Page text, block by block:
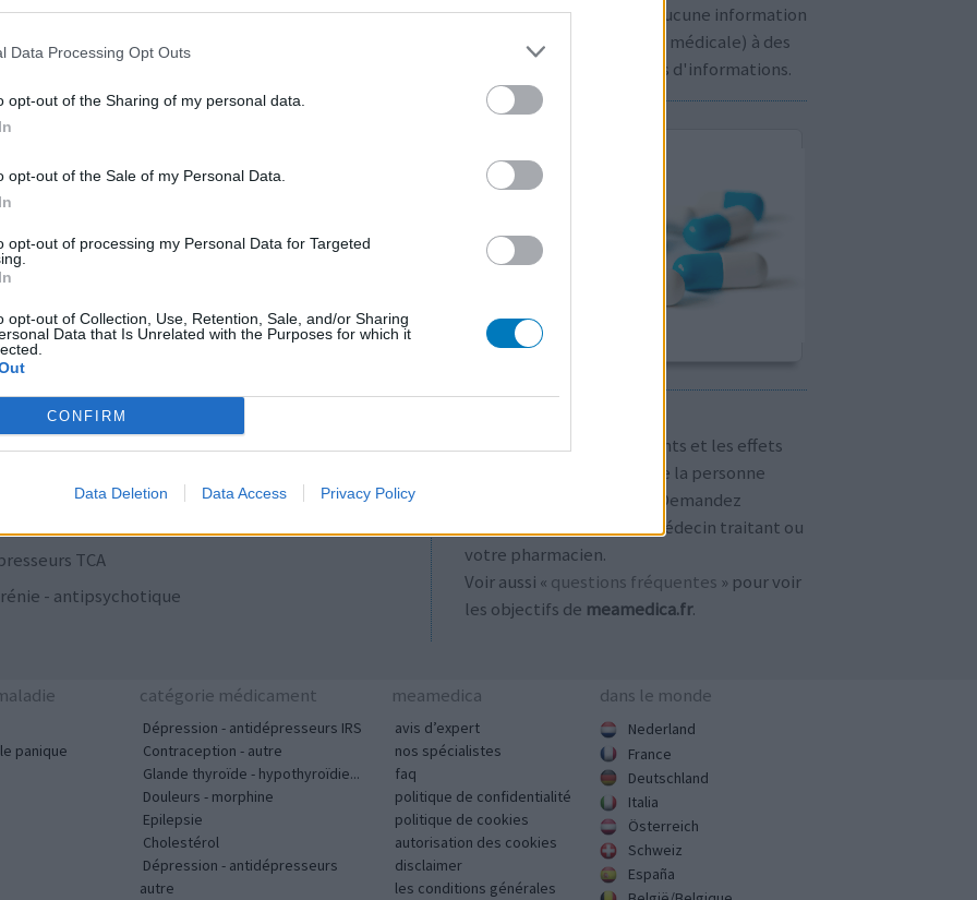
Data Processing Opt Outs
opt-out of the Sharing of my personal data.
opt-out of the Sale of my Personal Data.
opt-out of processing my Personal Data for Targeted
opt-out of Collection, Use, Retention, Sale, and/or Sharing
Data that Is Unrelated with the Purposes for which it
CONFIRM
Data Deletion Data Access Privacy Policy
IRS
IRS
oraux
bloquant
bloquant
- antipsychotique
oraux
TCA
- antipsychotique
Nous ne communiquons aucune information
personnelle (prescription médicale) à des
pour plus d'informations.
Les avis sur les médicaments et les effets
secondaires dépendent de la personne
utilisant le médicament. Demandez
toujours conseil à votre médecin traitant ou
votre pharmacien.
Voir aussi « questions fréquentes » pour voir
les objectifs de meamedica.fr.
panique
catégorie médicament
Dépression - antidépresseurs IRS
Contraception - autre
Glande thyroïde - hypothyroïdie...
Douleurs - morphine
Epilepsie
Cholestérol
Dépression - antidépresseurs
autre
meamedica
avis d’expert
nos spécialistes
faq
politique de confidentialité
politique de cookies
autorisation des cookies
disclaimer
les conditions générales
dans le monde
Nederland
France
Deutschland
Italia
Österreich
Schweiz
España